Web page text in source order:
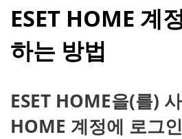
ESET HOME 계
하는 방법
ESET HOME을(를)
HOME 계정에 로그인